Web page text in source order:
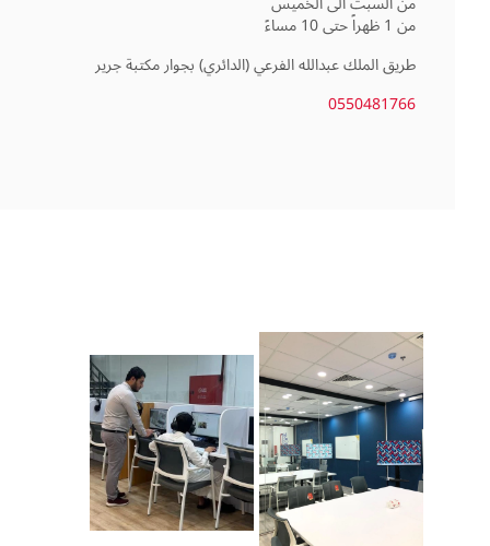
طريق الملك عبدالله الفرعي (الدائري) بجوار مكتبة جرير
0550481766